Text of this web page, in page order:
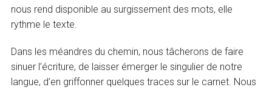
nous rend disponible au surgissement des mots, elle
rythme le texte.
Dans les méandres du chemin, nous tâcherons de faire
sinuer l’écriture, de laisser émerger le singulier de notre
langue, d’en griffonner quelques traces sur le carnet. Nous